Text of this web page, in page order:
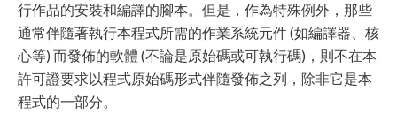
行作品的安裝和編譯的腳本。但是，作為特殊例外，那些
通常伴隨著執行本程式所需的作業系統元件 (如編譯器、核
心等) 而發佈的軟體 (不論是原始碼或可執行碼)，則不在本
許可證要求以程式原始碼形式伴隨發佈之列，除非它是本
程式的一部分。